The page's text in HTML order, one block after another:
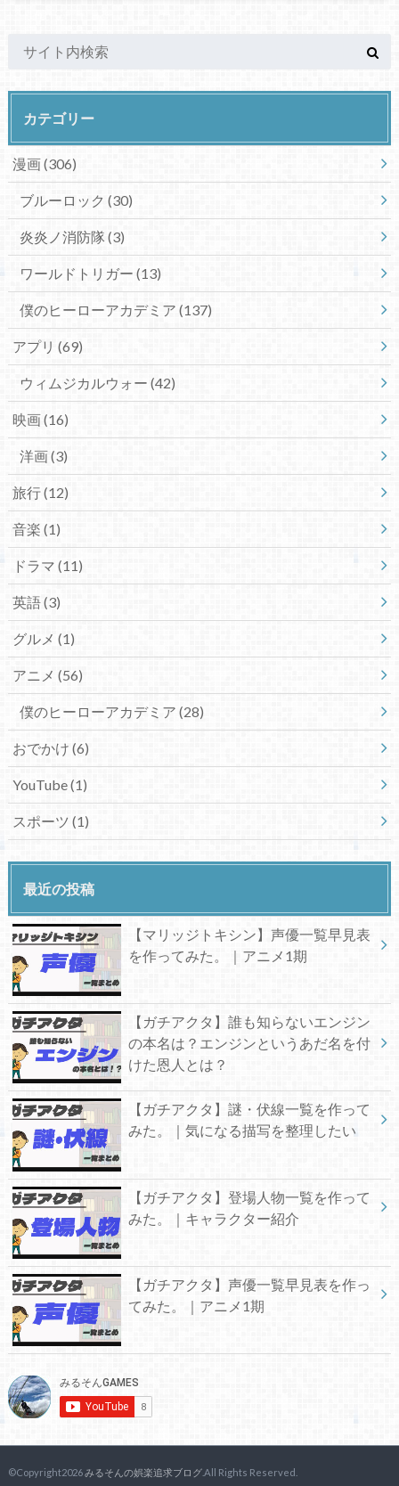
カテゴリー
漫画(306)
ブルーロック (30)
炎炎ノ消防隊 (3)
ワールドトリガー (13)
僕のヒーローアカデミア (137)
アプリ (69)
ウィムジカルウォー (42)
映画(16)
洋画(3)
旅行(12)
音楽 (1)
ドラマ (11)
英語(3)
グルメ (1)
アニメ (56)
僕のヒーローアカデミア (28)
おでかけ (6)
YouTube(1)
スポーツ (1)
最近の投稿
【マリッジトキシン】声優一覧早見表
を作ってみた。｜アニメ1期
【ガチアクタ】誰も知らないエンジン
の本名は？エンジンというあだ名を付
けた恩人とは？
【ガチアクタ】謎・伏線一覧を作って
みた。｜気になる描写を整理したい
【ガチアクタ】登場人物一覧を作って
みた。｜キャラクター紹介
【ガチアクタ】声優一覧早見表を作っ
てみた。｜アニメ1期
©Copyright2026みるそんの娯楽追求ブログ.All Rights Reserved.